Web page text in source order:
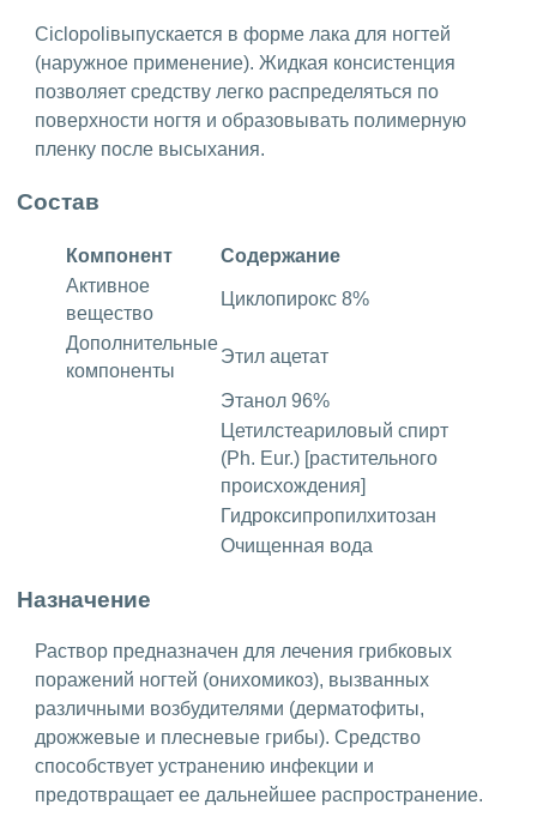
Ciclopoliвыпускается в форме лака для ногтей
(наружное применение). Жидкая консистенция
позволяет средству легко распределяться по
поверхности ногтя и образовывать полимерную
пленку после высыхания.
Состав
Компонент
Содержание
Активное
вещество
Циклопирокс 8%
Дополнительные
компоненты
Этил ацетат
Этанол 96%
Цетилстеариловый спирт
(Ph. Eur.) [растительного
происхождения]
Гидроксипропилхитозан
Очищенная вода
Назначение
Раствор предназначен для лечения грибковых
поражений ногтей (онихомикоз), вызванных
различными возбудителями (дерматофиты,
дрожжевые и плесневые грибы). Средство
способствует устранению инфекции и
предотвращает ее дальнейшее распространение.